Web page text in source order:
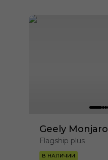
Geely Monjaro
Flagship plus
В НАЛИЧИИ